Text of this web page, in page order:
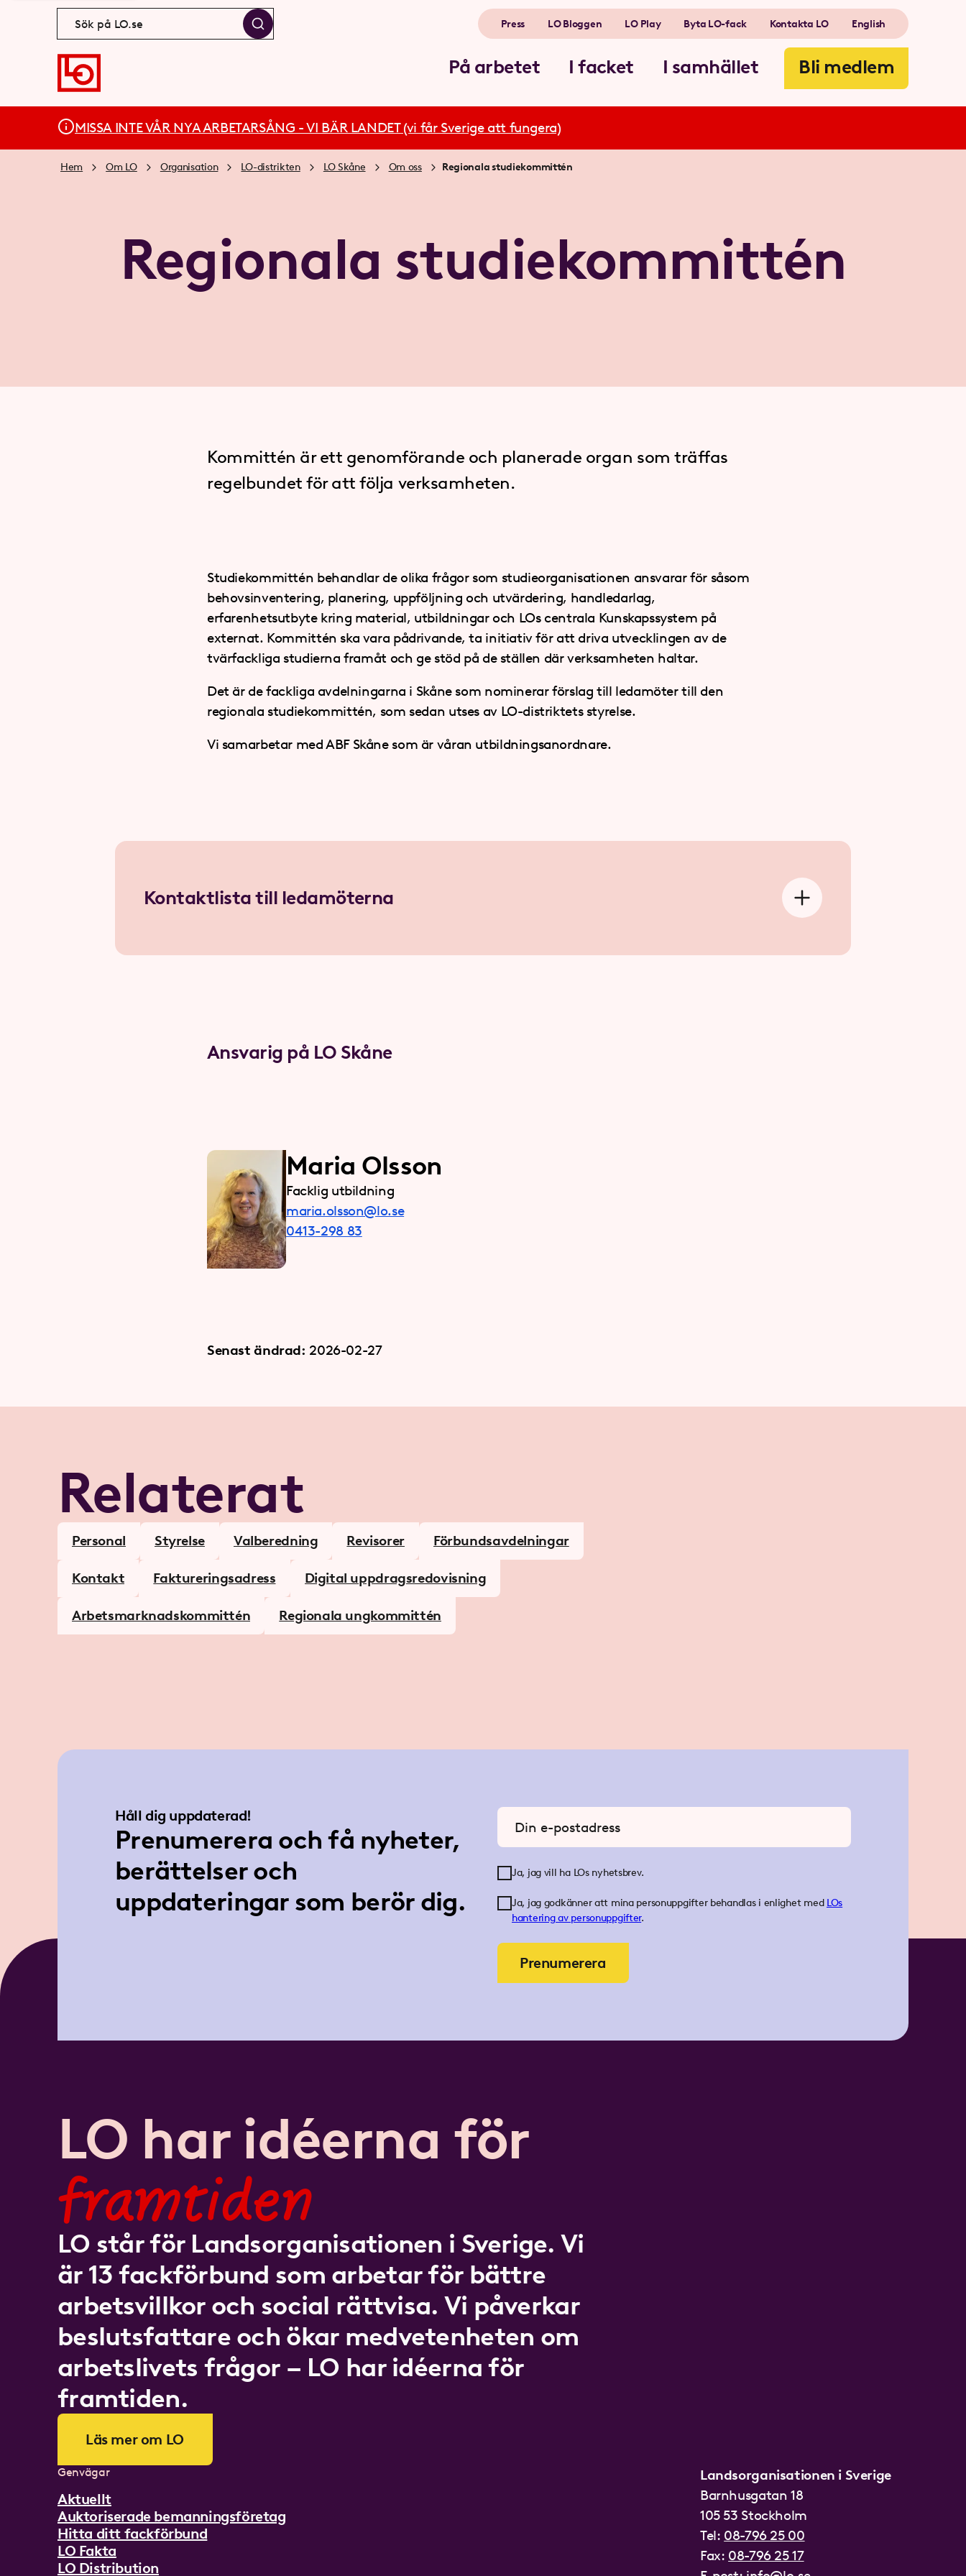
På arbetet I facket I samhället Bli medlem
Press LO Bloggen LO Play Byta LO-fack Kontakta LO English
MISSA INTE VÅR NYA ARBETARSÅNG - VI BÄR LANDET (vi får Sverige att fungera)
Hem Om LO Organisation LO-distrikten LO Skåne Om oss Regionala studiekommittén
Regionala studiekommittén
Kommittén är ett genomförande och planerade organ som träffas
regelbundet för att följa verksamheten.
Studiekommittén behandlar de olika frågor som studieorganisationen ansvarar för såsom
behovsinventering, planering, uppföljning och utvärdering, handledarlag,
erfarenhetsutbyte kring material, utbildningar och LOs centrala Kunskapssystem på
externat. Kommittén ska vara pådrivande, ta initiativ för att driva utvecklingen av de
tvärfackliga studierna framåt och ge stöd på de ställen där verksamheten haltar.
Det är de fackliga avdelningarna i Skåne som nominerar förslag till ledamöter till den
regionala studiekommittén, som sedan utses av LO-distriktets styrelse.
Vi samarbetar med ABF Skåne som är våran utbildningsanordnare.
Kontaktlista till ledamöterna
Ansvarig på LO Skåne
Maria Olsson
Facklig utbildning
maria.olsson@lo.se
0413-298 83
Senast ändrad: 2026-02-27
Relaterat
Personal Styrelse Valberedning Revisorer Förbundsavdelningar
Kontakt Faktureringsadress Digital uppdragsredovisning
Arbetsmarknadskommittén Regionala ungkommittén
Håll dig uppdaterad!
Prenumerera och få nyheter,
berättelser och
uppdateringar som berör dig.
Ange din e-postadress
Ja, jag vill ha LOs nyhetsbrev.
Ja, jag godkänner att mina personuppgifter behandlas i enlighet med LOs
hantering av personuppgifter.
Prenumerera
LO har idéerna för
framtiden
LO står för Landsorganisationen i Sverige. Vi
är 13 fackförbund som arbetar för bättre
arbetsvillkor och social rättvisa. Vi påverkar
beslutsfattare och ökar medvetenheten om
arbetslivets frågor – LO har idéerna för
framtiden.
Läs mer om LO
Genvägar
Aktuellt
Auktoriserade bemanningsföretag
Hitta ditt fackförbund
LO Fakta
LO Distribution
Landsorganisationen i Sverige
Barnhusgatan 18
105 53 Stockholm
Tel: 08-796 25 00
Fax: 08-796 25 17